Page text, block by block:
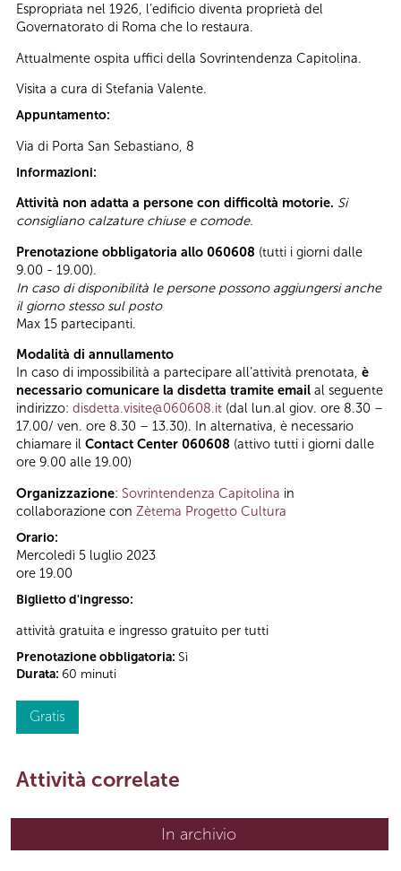
Espropriata nel 1926, l’edificio diventa proprietà del
Governatorato di Roma che lo restaura.
Attualmente ospita uffici della Sovrintendenza Capitolina.
Visita a cura di Stefania Valente.
Appuntamento:
Via di Porta San Sebastiano, 8
Informazioni:
Attività non adatta a persone con difficoltà motorie. Si
consigliano calzature chiuse e comode.
Prenotazione obbligatoria allo 060608 (tutti i giorni dalle
9.00 - 19.00).
In caso di disponibilità le persone possono aggiungersi anche
il giorno stesso sul posto
Max 15 partecipanti.
Modalità di annullamento
In caso di impossibilità a partecipare all’attività prenotata, è
necessario comunicare la disdetta tramite email al seguente
indirizzo: disdetta.visite@060608.it (dal lun.al giov. ore 8.30 –
17.00/ ven. ore 8.30 – 13.30). In alternativa, è necessario
chiamare il Contact Center 060608 (attivo tutti i giorni dalle
ore 9.00 alle 19.00)
Organizzazione: Sovrintendenza Capitolina in
collaborazione con Zètema Progetto Cultura
Orario:
Mercoledì 5 luglio 2023
ore 19.00
Biglietto d'ingresso:
attività gratuita e ingresso gratuito per tutti
Prenotazione obbligatoria: Sì
Durata: 60 minuti
Gratis
Attività correlate
In archivio